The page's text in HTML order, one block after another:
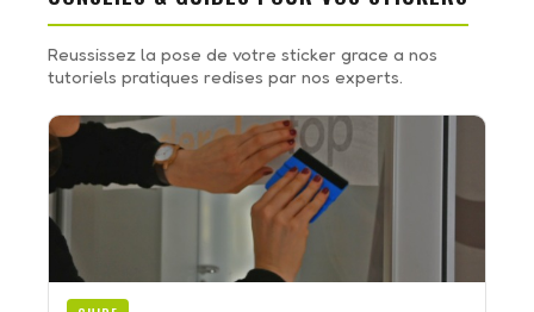
Reussissez la pose de votre sticker grace a nos
tutoriels pratiques redises par nos experts.